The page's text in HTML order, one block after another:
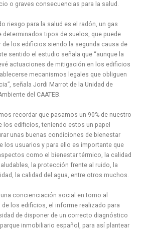
o graves consecuencias para la salud.
riesgo para la salud es el radón, un gas
determinados tipos de suelos, que puede
de los edificios siendo la segunda causa de
sentido el estudio señala que “aunque la
actuaciones de mitigación en los edificios
mecanismos legales que obliguen
señala Jordi Marrot de la Unidad de
del CAATEB.
recordar que pasamos un 90% de nuestro
los edificios, teniendo estos un papel
unas buenas condiciones de bienestar
los usuarios y para ello es importante que
como el bienestar térmico, la calidad
la protección frente al ruido, la
la calidad del agua, entre otros muchos.
concienciación social en torno al
los edificios, el informe realizado para
de disponer de un correcto diagnóstico
inmobiliario español, para así plantear